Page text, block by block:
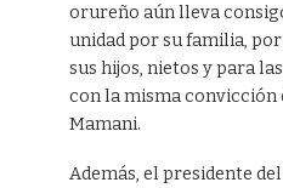
orureño aún lleva
unidad por su familia,
sus hijos, nietos y para
con la misma convicción
Mamani.
Además, el presidente